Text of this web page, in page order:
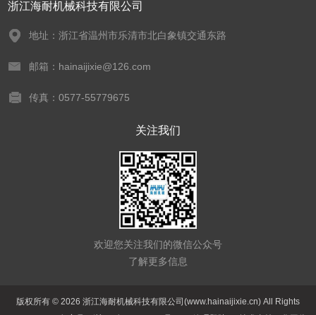
浙江海耐机械科技有限公司
地址：浙江省温州市乐清市北白象镇交通东路
邮箱：hainaijixie@126.com
传真：0577-55779675
关注我们
欢迎您关注我们的微信公众号
了解更多信息
版权所有 © 2026 浙江海耐机械科技有限公司(www.hainaijixie.cn) All Rights